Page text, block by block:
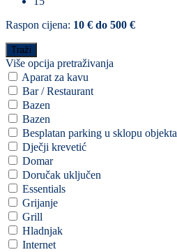
Raspon cijena: 10 € do 500 €
Više opcija pretraživanja
Aparat za kavu
Bar / Restaurant
Bazen
Bazen
Besplatan parking u sklopu objekta
Dječji krevetić
Domar
Doručak uključen
Essentials
Grijanje
Grill
Hladnjak
Internet